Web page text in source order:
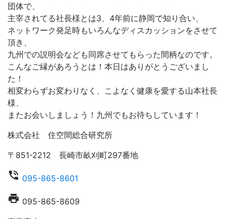
団体で、
主宰されてる社長様とは3、4年前に静岡で知り合い、
ネットワーク発足時もいろんなディスカッションをさせて
頂き、
九州での説明会なども同席させてもらった間柄なのです。
こんなご縁があろうとは！本日はありがとうございまし
た！
相変わらずお変わりなく、こよなく健康を愛する山本社長
様、
またお会いしましょう！九州でもお待ちしています！
株式会社 住空間総合研究所
〒851-2212 長崎市畝刈町297番地
phone_in_talk 095-865-8601
local_printshop 095-865-8609